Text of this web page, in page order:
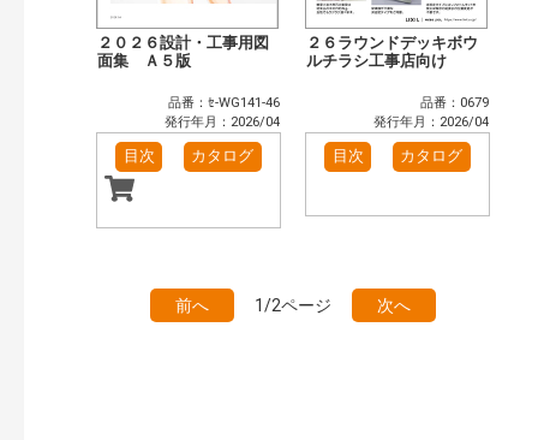
２０２６設計・工事用図
面集 Ａ５版
品番：ｾ-WG141-46
発行年月：2026/04
目次 カタログ
２６ラウンドデッキボウ
ルチラシ工事店向け
品番：0679
発行年月：2026/04
目次 カタログ
前へ 1/2ページ 次へ